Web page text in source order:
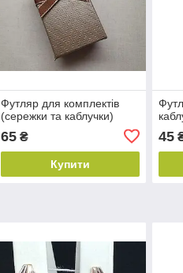
Футляр для комплектів
(сережки та каблучки)
65₴
Купити
45